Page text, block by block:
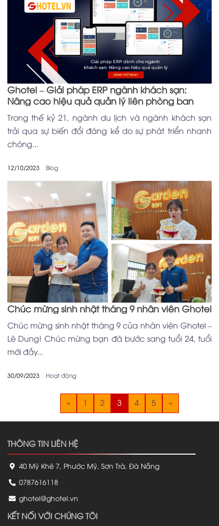
Ghotel – Giải pháp ERP ngành khách sạn:
Nâng cao hiệu quả quản lý liên phòng ban
Trong thế kỷ 21, ngành du lịch và ngành khách sạn
trải qua sự biến đổi đáng kể do sự phát triển nhanh
chóng...
12/10/2023 Blog
Chúc mừng sinh nhật tháng 9 nhân viên Ghotel
Chúc mừng sinh nhật tháng 9 của nhân viên Ghotel –
Lê Dung! Chúc mừng bạn đã bước sang tuổi 24, tuổi
mới đầy...
30/09/2023 Hoạt động
« 1 2 3 4 5 »
THÔNG TIN LIÊN HỆ
40 Mỹ Khê 7, Phước Mỹ, Sơn Trà, Đà Nẵng
0787616118
ghotel@ghotel.vn
KẾT NỐI VỚI CHÚNG TÔI